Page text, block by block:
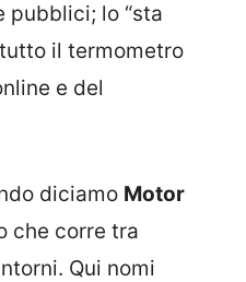
lo “sta
il termometro
e del
diciamo Motor
che corre tra
Qui nomi